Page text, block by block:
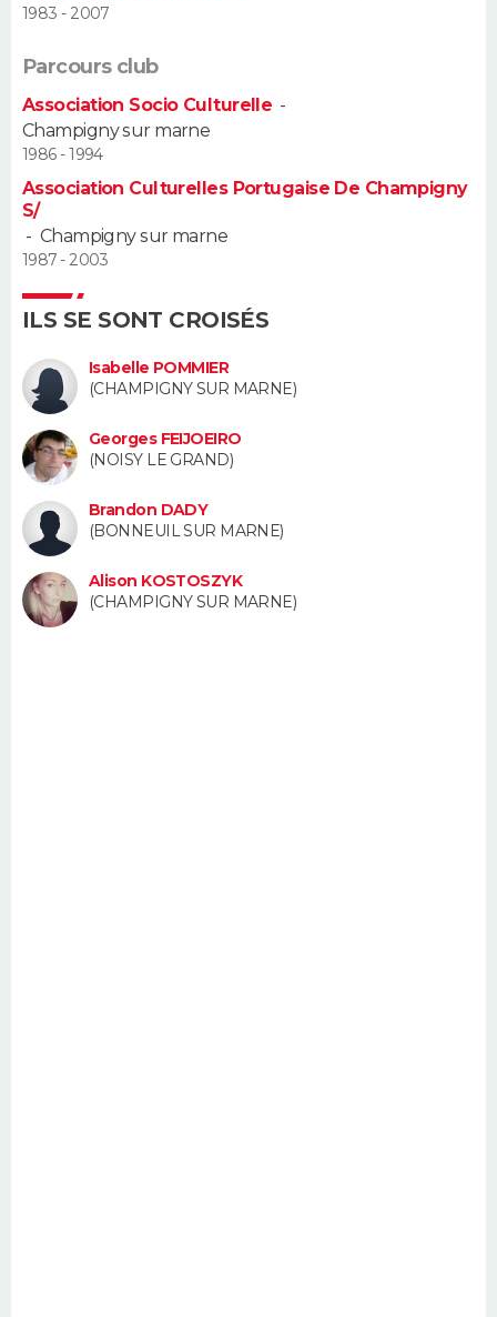
Destinations
City break
Voyage nature
Voyage de noces
Forum
Climat
PHOTO
GUIDES D'ACHAT
BONS PLANS
CARTE DE VOEUX
Carte de Noël
Carte Bonne année
Carte Saint-Valentin
Carte Pâques
Carte d'anniversaire
DICTIONNAIRE
PROGRAMME TV
COPAINS D'AVANT
S'inscrire
Se connecter
Lycées
Collèges
Primaires
Universités
Entreprises
Service militaire
Avis de recherche
AVIS DE DÉCÈS
FORUM
Bricolage
Lifestyle
Culture
Sport
Auto
Television
Voyage
Cinema
1983 - 2007
Parcours club
Association Socio Culturelle -
Champigny sur marne
1986 - 1994
Association Culturelles Portugaise De Champigny
S/
- Champigny sur marne
1987 - 2003
ILS SE SONT CROISÉS
Isabelle POMMIER
(CHAMPIGNY SUR MARNE)
Georges FEIJOEIRO
(NOISY LE GRAND)
Brandon DADY
(BONNEUIL SUR MARNE)
Alison KOSTOSZYK
(CHAMPIGNY SUR MARNE)